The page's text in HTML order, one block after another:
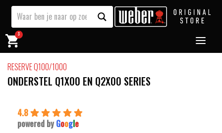
3
RESERVE Q100/1000
ONDERSTEL Q1X00 EN Q2X00 SERIES
4.8
powered by Google